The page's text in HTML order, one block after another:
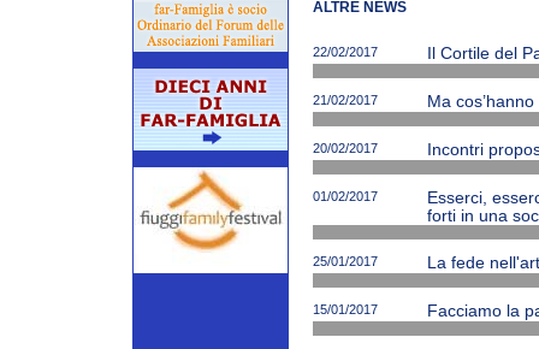
ALTRE NEWS
22/02/2017 Il Cortile del
21/02/2017 Ma
20/02/2017 Incontri
01/02/2017
Esserci,
forti in una
25/01/2017 La fede
15/01/2017 Facciamo la